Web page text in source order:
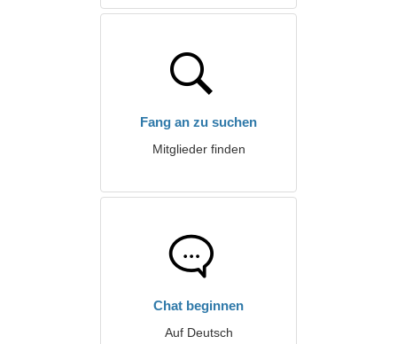
Fang an zu suchen
Mitglieder finden
Chat beginnen
Auf Deutsch